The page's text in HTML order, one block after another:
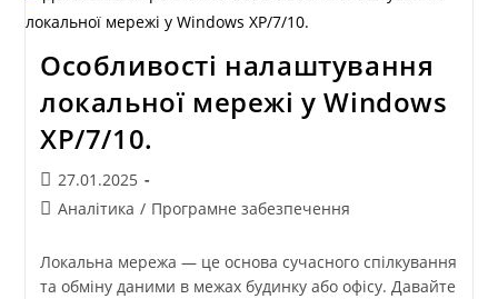
Особливості налаштування
локальної мережі у Windows
XP/7/10.
27.01.2025
Аналітика / Програмне забезпечення
Локальна мережа — це основа сучасного спілкування
та обміну даними в межах будинку або офісу. Давайте